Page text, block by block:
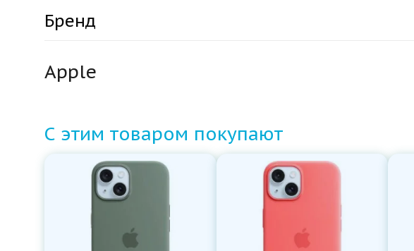
Бренд
Apple
С этим товаром покупают